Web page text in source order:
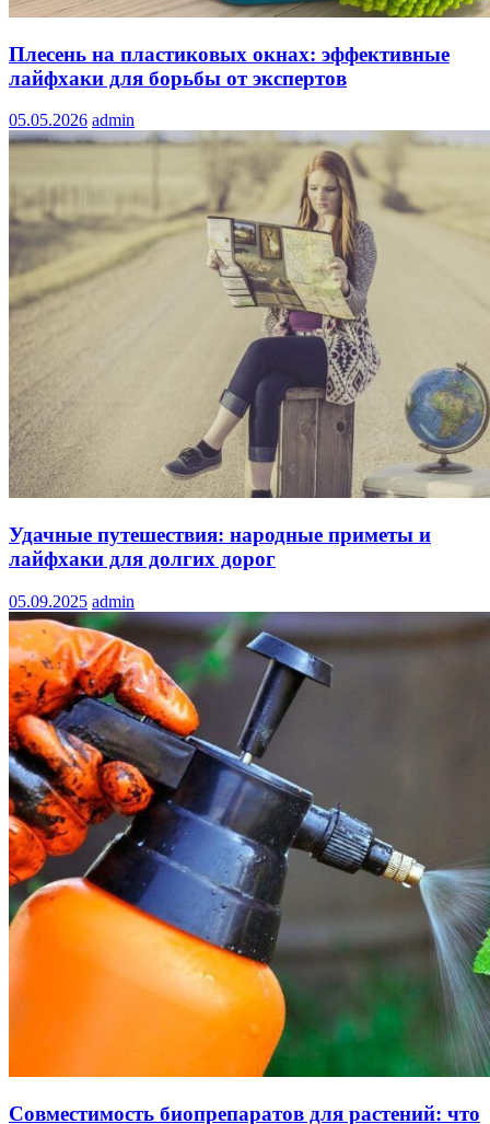
Плесень на пластиковых окнах: эффективные
лайфхаки для борьбы от экспертов
05.05.2026 admin
Удачные путешествия: народные приметы и
лайфхаки для долгих дорог
05.09.2025 admin
Совместимость биопрепаратов для растений: что